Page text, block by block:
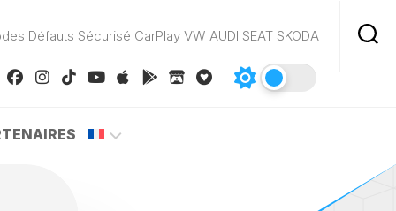
Défauts Sécurisé CarPlay VW AUDI SEAT SKODA